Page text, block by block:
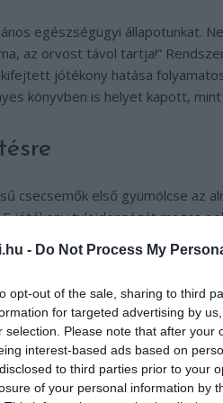
- Do Not Process My
opt-out of the sale, sharing to third
for targeted advertising by
selection. Please note that after your
interest-based ads based on
to third parties prior to your
of your personal information by
egészségügyi állapotunkat.
az orvost távol tartja!”
jótékony hatása
könyvben is helyet kapott,
csecsemők első gyümölcse az
jótékony tulajdonságát magas
tartani az emésztőrendszert.
betegségek
elleni szer, nagymértékben